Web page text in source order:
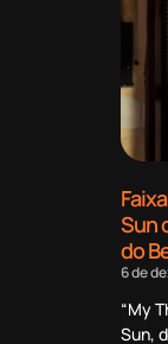
Sun
do
6 de
“My
Sun,